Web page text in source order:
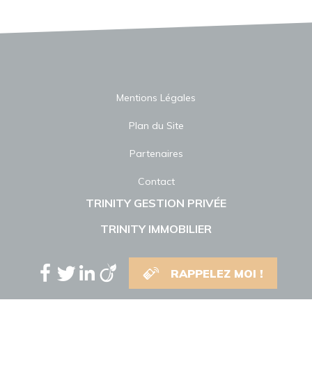
Mentions Légales
Plan du Site
Partenaires
Contact
TRINITY GESTION PRIVÉE
TRINITY IMMOBILIER
RAPPELEZ MOI !